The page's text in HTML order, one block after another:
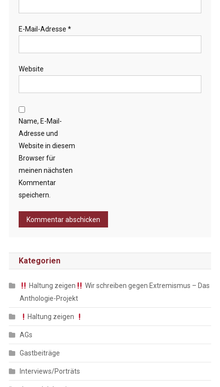
E-Mail-Adresse *
Website
Name, E-Mail-
Adresse und
Website in diesem
Browser für
meinen nächsten
Kommentar
speichern.
Kategorien
Haltung zeigen
Wir schreiben gegen Extremismus – Das
Anthologie-Projekt
Haltung zeigen
AGs
Gastbeiträge
Interviews/Porträts